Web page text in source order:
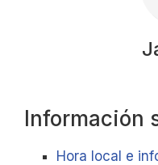
Información
Hora local e